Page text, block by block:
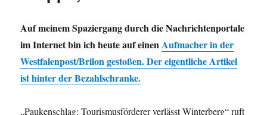
Auf meinem Spaziergang durch die Nachrichtenportale
im Internet bin ich heute auf einenAufmacher in der
Westfalenpost/Brilon gestoßen. Der eigentliche Artikel
ist hinter der Bezahlschranke.
„Paukenschlag: Tourismusförderer verlässt Winterberg“ ruft